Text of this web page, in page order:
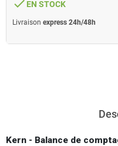
done EN STOCK
Livraison express 24h/48h
Kern - Balance de